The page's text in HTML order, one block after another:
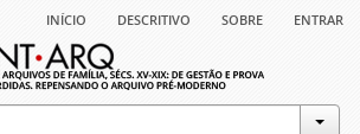
início descritivo sobre entrar